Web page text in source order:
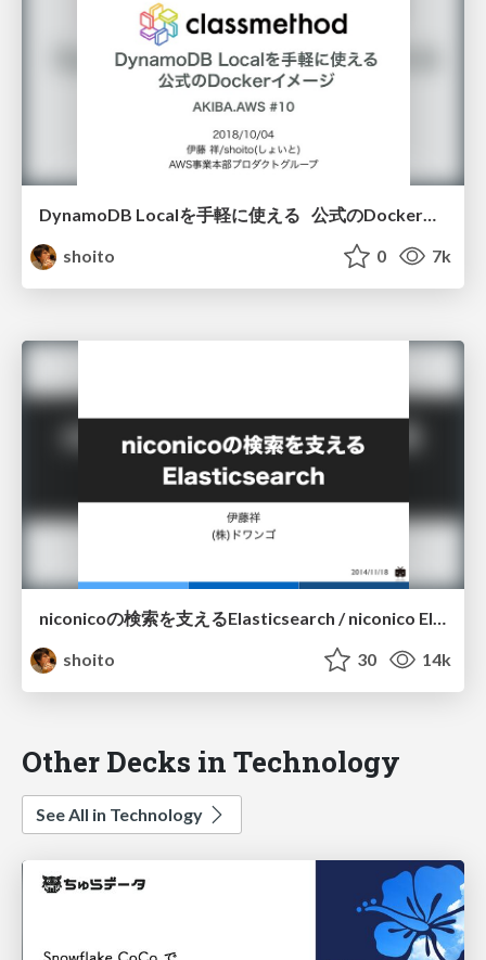
shoito
0 7k
niconicoの検索を支えるElasticsearch / niconico Elasticsearch
shoito
30 14k
Other Decks in Technology
See All in Technology